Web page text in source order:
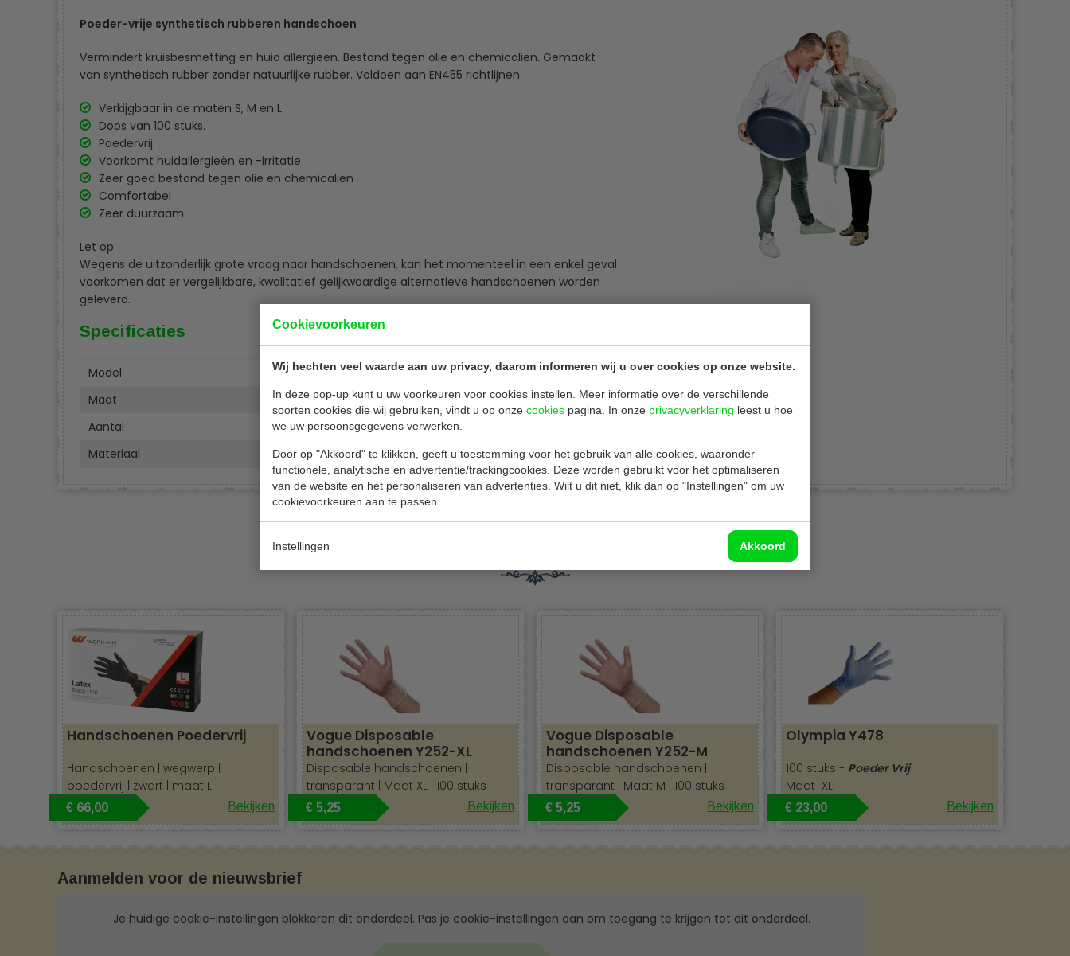
Cookievoorkeuren
Wij hechten veel waarde aan uw privacy, daarom informeren wij u over cookies op onze website.
In deze pop-up kunt u uw voorkeuren voor cookies instellen. Meer informatie over de verschillende
soorten cookies die wij gebruiken, vindt u op onze cookies pagina. In onze privacyverklaring leest u hoe
we uw persoonsgegevens verwerken.
Door op "Akkoord" te klikken, geeft u toestemming voor het gebruik van alle cookies, waaronder
functionele, analytische en advertentie/trackingcookies. Deze worden gebruikt voor het optimaliseren
van de website en het personaliseren van advertenties. Wilt u dit niet, klik dan op "Instellingen" om uw
cookievoorkeuren aan te passen.
Instellingen Akkoord
Poeder-vrije synthetisch rubberen handschoen
Vermindert kruisbesmetting en huid allergieën. Bestand tegen olie en chemicaliën. Gemaakt
van synthetisch rubber zonder natuurlijke rubber. Voldoen aan EN455 richtlijnen.
Verkijgbaar in de maten S, M en L.
Doos van 100 stuks.
Poedervrij
Voorkomt huidallergieën en -irritatie
Zeer goed bestand tegen olie en chemicaliën
Comfortabel
Zeer duurzaam
Let op:
Wegens de uitzonderlijk grote vraag naar handschoenen, kan het momenteel in een enkel geval
voorkomen dat er vergelijkbare, kwalitatief gelijkwaardige alternatieve handschoenen worden
geleverd.
Specificaties
Model
Y478
Maat
S
Aantal
100 stuks
Materiaal
Nitril
Handschoenen Poedervrij
Handschoenen | wegwerp |
poedervrij | zwart | maat L
€ 66,00 Bekijken
Vogue Disposable
handschoenen Y252-XL
Disposable handschoenen |
transparant | Maat XL | 100 stuks
€ 5,25 Bekijken
Vogue Disposable
handschoenen Y252-M
Disposable handschoenen |
transparant | Maat M | 100 stuks
€ 5,25 Bekijken
Olympia Y478
100 stuks - Poeder Vrij
Maat XL
€ 23,00 Bekijken
Aanmelden voor de nieuwsbrief
Je huidige cookie-instellingen blokkeren dit onderdeel. Pas je cookie-instellingen aan om toegang te krijgen tot dit onderdeel.